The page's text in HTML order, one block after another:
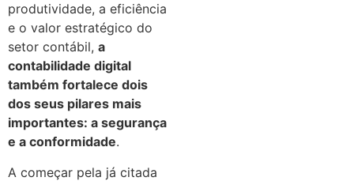
produtividade, a eficiência
e o valor estratégico do
setor contábil, a
contabilidade digital
também fortalece dois
dos seus pilares mais
importantes: a segurança
e a conformidade.
A começar pela já citada